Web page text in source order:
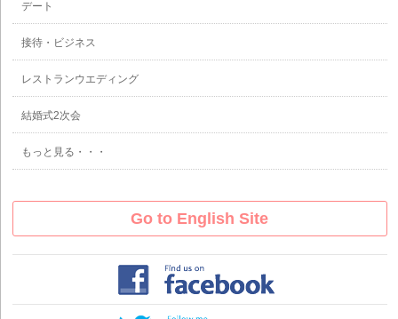
デート
接待・ビジネス
レストランウエディング
結婚式2次会
もっと見る・・・
Go to English Site